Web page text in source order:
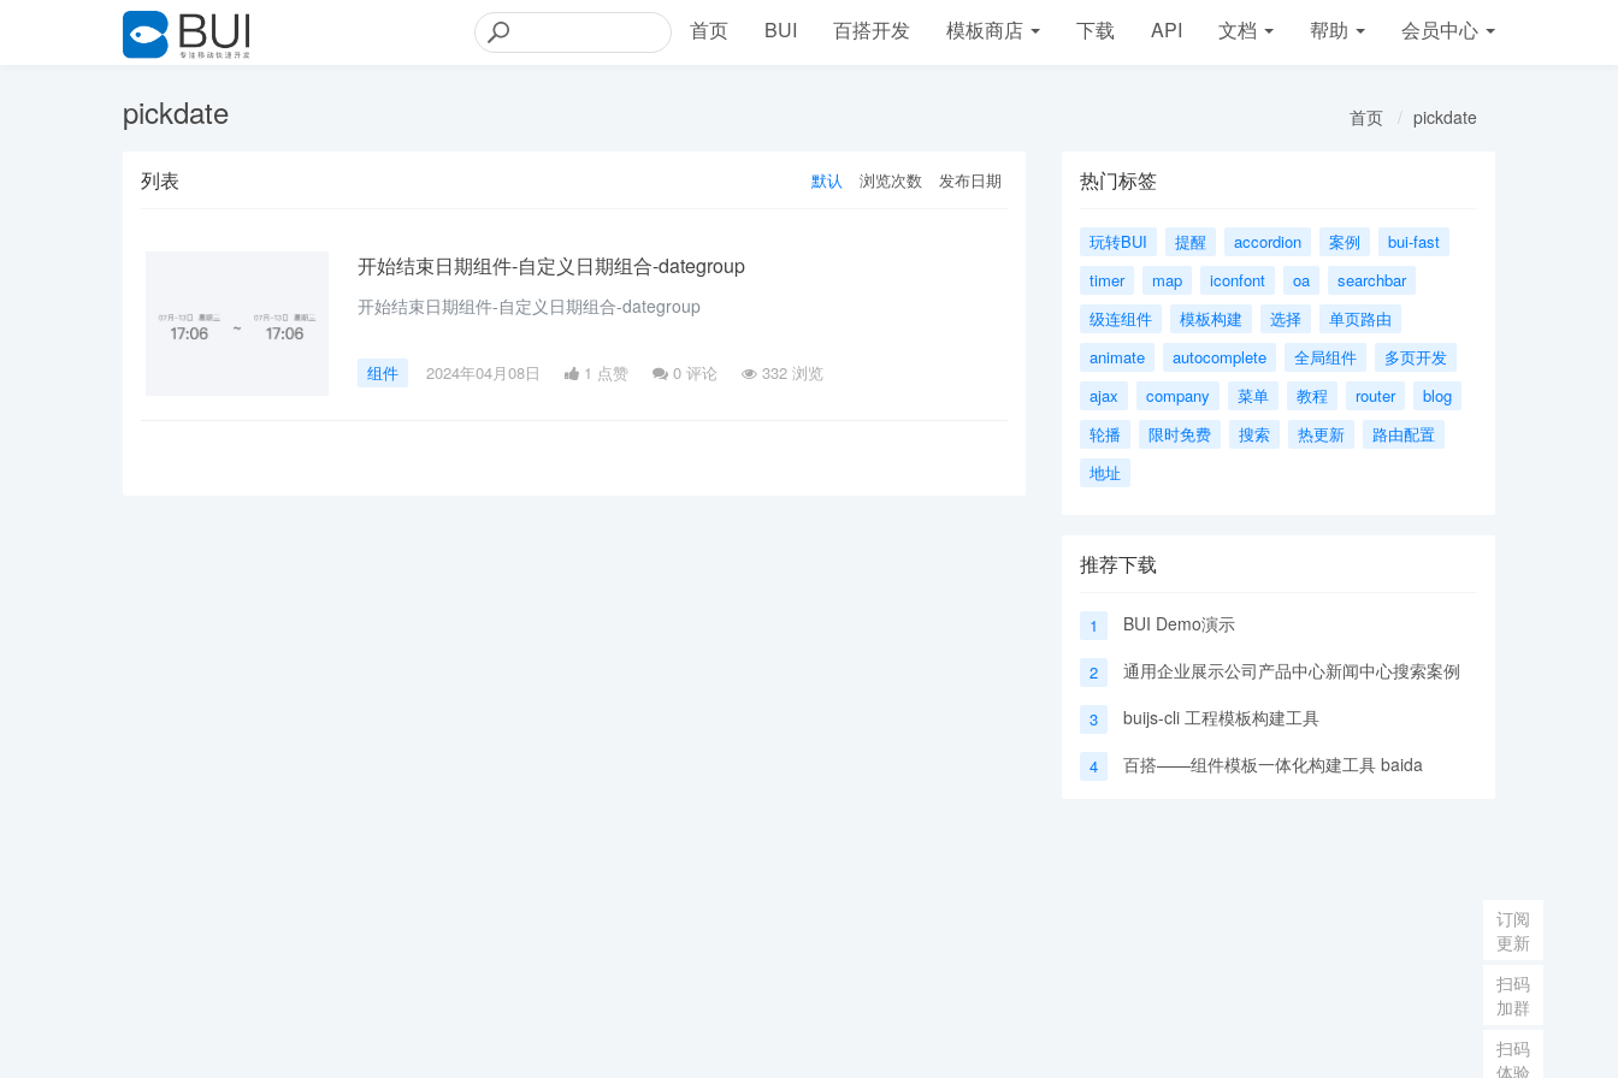
首页 BUI 百搭开发 模板商店 下载 API 文档 帮助 会员中心
pickdate 首页 pickdate
列表 默认 浏览次数 发布日期
开始结束日期组件-自定义日期组合-dategroup
开始结束日期组件-自定义日期组合-dategroup
组件 2024年04月08日 1 点赞 0 评论 332 浏览
热门标签
玩转BUI 提醒 accordion 案例
bui-fast
timer
map iconfont oa
searchbar
级连组件
模板构建 选择
单页路由
animate
autocomplete 全局组件
多页开发
ajax
company 菜单 教程 router
blog
轮播
限时免费 搜索 热更新
路由配置
地址
推荐下载
1 BUI Demo演示
2 通用企业展示公司产品中心新闻中心搜索案例
3 buijs-cli 工程模板构建工具
4 百搭——组件模板一体化构建工具 baida
订阅
更新
扫码
加群
扫码
体验